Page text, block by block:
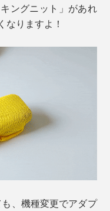
ングニット」があれ
なりますよ！
、機種変更でアダプ